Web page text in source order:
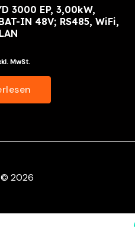
3000 EP, 3,00kW,
IN 48V; RS485, WiFi,
MwSt.
2026